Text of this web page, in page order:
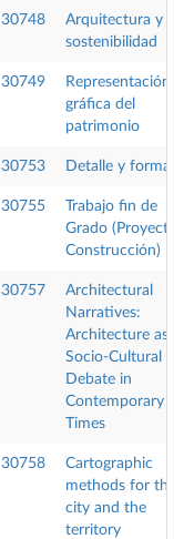
30748
Arquitectura y
sostenibilidad
30749
Representación
gráfica del
patrimonio
30753 Detalle y forma
30755
Trabajo fin de
Grado (Proyecto
Construcción)
30757
Architectural
Narratives:
Architecture as a
Socio-Cultural
Debate in
Contemporary
Times
30758
Cartographic
methods for the
city and the
territory